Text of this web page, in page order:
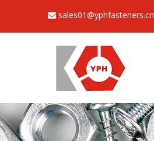
 sales01@yphfasteners.cn